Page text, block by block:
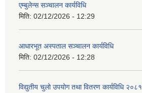
एम्बुलेन्स सञ्चालन कार्यविधि
मिति: 02/12/2026 - 12:29
आधारभूत अस्पताल सञ्चालन कार्यविधि
मिति: 02/12/2026 - 12:28
विद्युतीय चुलो उपयोग तथा वितरण कार्यविधि २०८१